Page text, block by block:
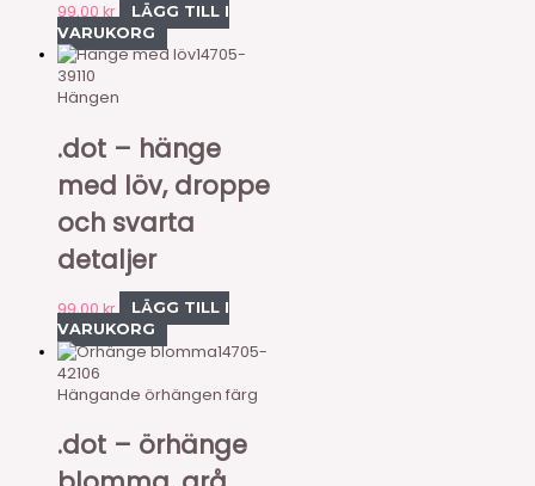
99,00 kr
LÄGG TILL I
VARUKORG
14705-
39110
Hängen
.dot – hänge
med löv, droppe
och svarta
detaljer
99,00kr
LÄGG TILL I
VARUKORG
14705-
42106
Hängande örhängen färg
.dot – örhänge